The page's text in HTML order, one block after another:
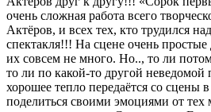
очень сложная работа всего
Актёров, и всех тех, кто трудился
спектакля!!! На сцене очень
их совсем не много. Но.., то ли
то ли по какой-то другой неведомой
хорошее тепло передаётся со сцены
поделиться своими эмоциями от